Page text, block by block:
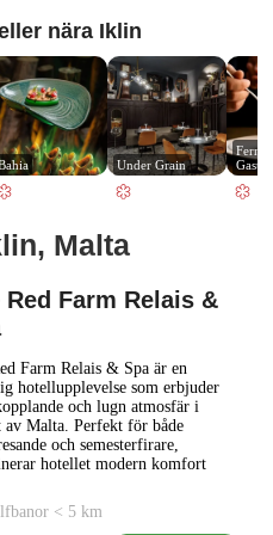
nära Iklin
Under Grain
Malta
Red Farm Relais &
Farm Relais & Spa är en
hotellupplevelse som erbjuder
och lugn atmosfär i
av Malta. Perfekt för både
och semesterfirare,
hotellet modern komfort
har en elegant interiör som
lokala konstverk och en varm
< 5 km